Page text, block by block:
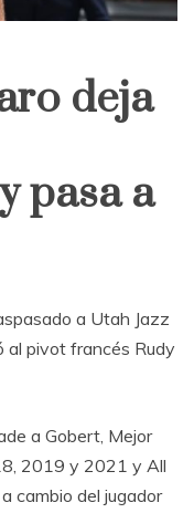
deja
pasa a
a Utah Jazz
al pivot francés Rudy
a Gobert, Mejor
2019 y 2021 y All
cambio del jugador